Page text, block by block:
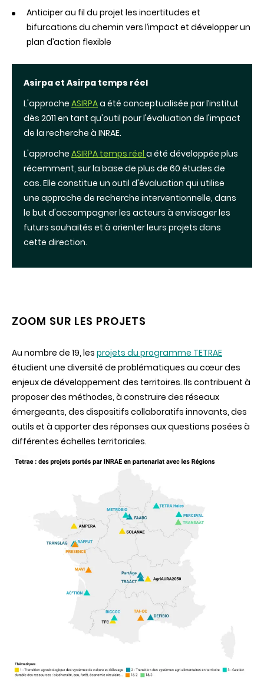
Anticiper au fil du projet les incertitudes et
bifurcations du chemin vers l’impact et développer un
plan d’action flexible
Asirpa et Asirpa temps réel
L'approche ASIRPAa été conceptualisée par l’institut
dès 2011 en tant qu'outil pour l'évaluation de l'impact
de la recherche à INRAE.
L'approche ASIRPA temps réel a été développée plus
récemment, sur la base de plus de 60 études de
cas. Elle constitue un outil d'évaluation qui utilise
une approche de recherche interventionnelle, dans
le but d'accompagner les acteurs à envisager les
futurs souhaités et à orienter leurs projets dans
cette direction.
ZOOM SUR LES PROJETS
Au nombre de 19, les projets du programme TETRAE
étudient une diversité de problématiques au cœur des
enjeux de développement des territoires. Ils contribuent à
proposer des méthodes, à construire des réseaux
émergeants, des dispositifs collaboratifs innovants, des
outils et à apporter des réponses aux questions posées à
différentes échelles territoriales.